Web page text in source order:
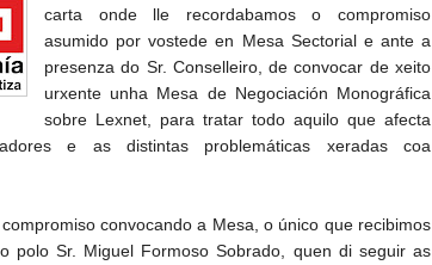
carta onde lle recordabamos o compromiso
asumido por vostede en Mesa Sectorial e ante a
presenza do Sr. Conselleiro, de convocar de xeito
urxente unha Mesa de Negociación Monográfica
sobre Lexnet, para tratar todo aquilo que afecta
e as distintas problemáticas xeradas coa
convocando a Mesa, o único que recibimos
polo Sr. Miguel Formoso Sobrado, quen di seguir as